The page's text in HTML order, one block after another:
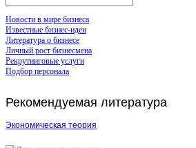
Новости в мире бизнеса
Известные бизнес-идеи
Литература о бизнесе
Личный рост бизнесмена
Рекрутинговые услуги
Подбор персонала
Рекомендуемая литература
Экономическая теория